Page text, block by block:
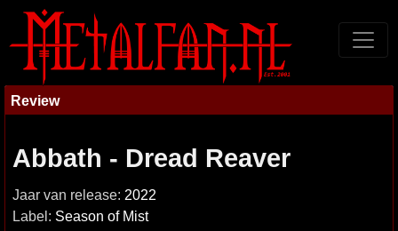
Review
Abbath - Dread Reaver
Jaar van release: 2022
Label: Season of Mist